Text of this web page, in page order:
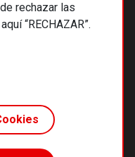
rechazar las
“RECHAZAR”.
SCCL
de uso